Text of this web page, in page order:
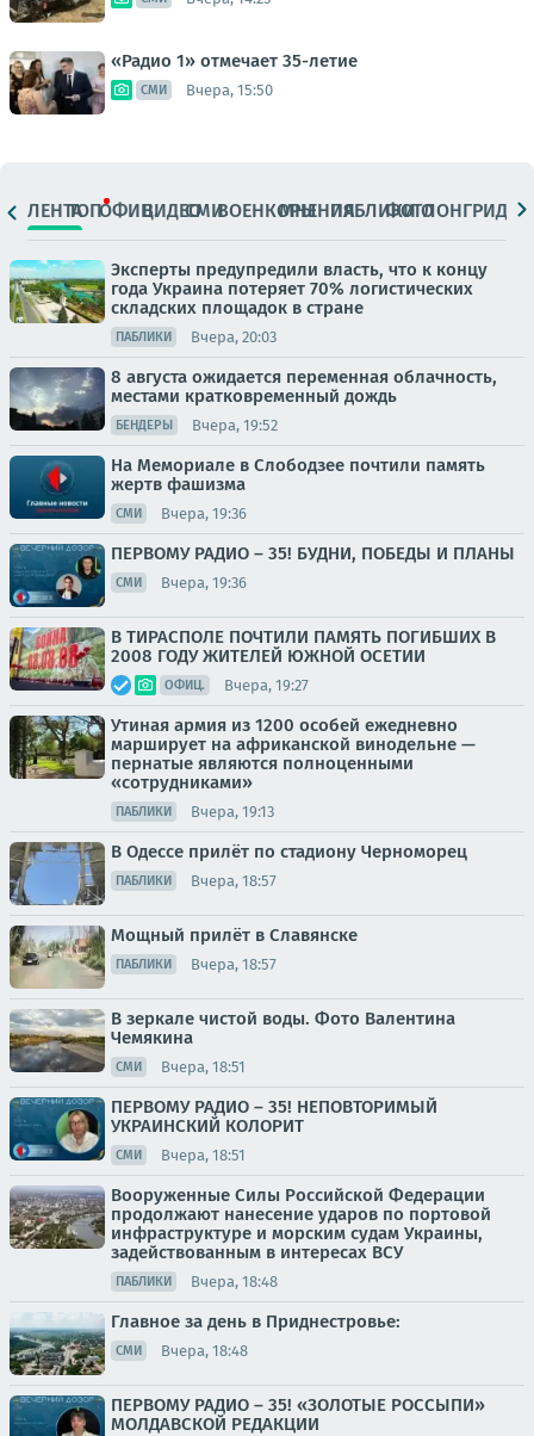
«Радио 1» отмечает 35-летие
СМИ Вчера, 15:50
ЛЕНТАТОПОФИЦ.ВИДЕОСМИВОЕНКОРЫМНЕНИЯПАБЛИКИ
ФОТОЛОНГРИДЫ
Эксперты предупредили власть, что к концу
года Украина потеряет 70% логистических
складских площадок в стране
ПАБЛИКИ Вчера, 20:03
8 августа ожидается переменная облачность,
местами кратковременный дождь
БЕНДЕРЫ Вчера, 19:52
На Мемориале в Слободзее почтили память
жертв фашизма
СМИ Вчера, 19:36
ПЕРВОМУ РАДИО – 35! БУДНИ, ПОБЕДЫ И ПЛАНЫ
СМИ Вчера, 19:36
В ТИРАСПОЛЕ ПОЧТИЛИ ПАМЯТЬ ПОГИБШИХ В
2008 ГОДУ ЖИТЕЛЕЙ ЮЖНОЙ ОСЕТИИ
ОФИЦ. Вчера, 19:27
Утиная армия из 1200 особей ежедневно
марширует на африканской винодельне —
пернатые являются полноценными
«сотрудниками»
ПАБЛИКИ Вчера, 19:13
В Одессе прилёт по стадиону Черноморец
ПАБЛИКИ Вчера, 18:57
Мощный прилёт в Славянске
ПАБЛИКИ Вчера, 18:57
В зеркале чистой воды. Фото Валентина
Чемякина
СМИ Вчера, 18:51
ПЕРВОМУ РАДИО – 35! НЕПОВТОРИМЫЙ
УКРАИНСКИЙ КОЛОРИТ
СМИ Вчера, 18:51
Вооруженные Силы Российской Федерации
продолжают нанесение ударов по портовой
инфраструктуре и морским судам Украины,
задействованным в интересах ВСУ
ПАБЛИКИ Вчера, 18:48
Главное за день в Приднестровье:
СМИ Вчера, 18:48
ПЕРВОМУ РАДИО – 35! «ЗОЛОТЫЕ РОССЫПИ»
МОЛДАВСКОЙ РЕДАКЦИИ